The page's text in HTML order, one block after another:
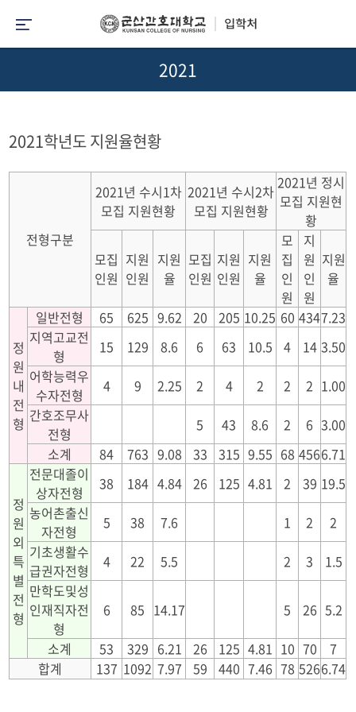
2021
2021학년도 지원율현황
전형구분
2021년 수시1차
모집 지원현황
2021년 수시2차
모집 지원현황
2021년 정시
모집 지원현
황
모집
인원
지원
인원
지원
율
모집
인원
지원
인원
지원
율
모
집
인
원
지
원
인
원
지원
율
정
원
내
전
형
일반전형 65 625 9.62 20 205 10.25 60 4347.23
지역고교전
형
15 129 8.6 6 63 10.5 4 14 3.50
어학능력우
수자전형
4 9 2.25 2 4 2 2 2 1.00
간호조무사
전형
5 43 8.6 2 6 3.00
소계
84 763 9.08 33 315 9.55 68 4566.71
정
원
외
특
별
전
형
전문대졸이
상자전형
38 184 4.84 26 125 4.81 2 39 19.5
농어촌출신
자전형
5 38 7.6 1 2
2
기초생활수
급권자전형
4 22 5.5 2 3
1.5
만학도및성
인재직자전
형
6 85 14.17 5 26 5.2
소계 53 329 6.21 26 125 4.81 10 70
7
합계
137 1092 7.97 59 440 7.46 78 5266.74